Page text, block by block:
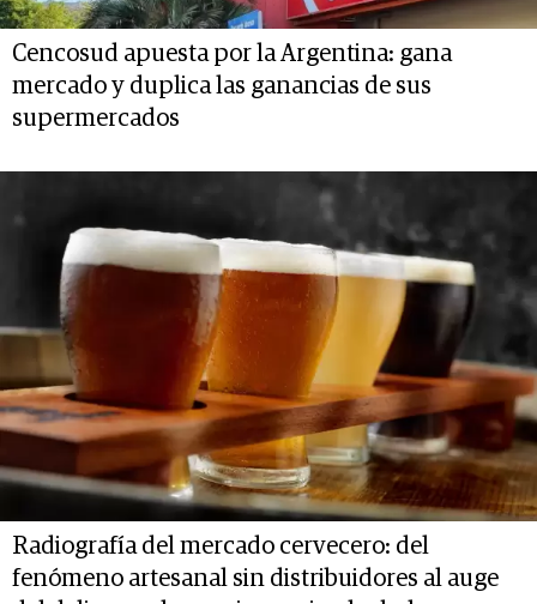
Cencosud apuesta por la Argentina: gana
mercado y duplica las ganancias de sus
supermercados
Radiografía del mercado cervecero: del
fenómeno artesanal sin distribuidores al auge